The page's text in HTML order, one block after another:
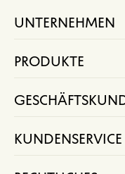
UNTERNEHMEN
PRODUKTE
KUNDENSERVICE